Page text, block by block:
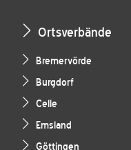
Ortsverbände
Bremervörde
Burgdorf
Celle
Emsland
Göttingen